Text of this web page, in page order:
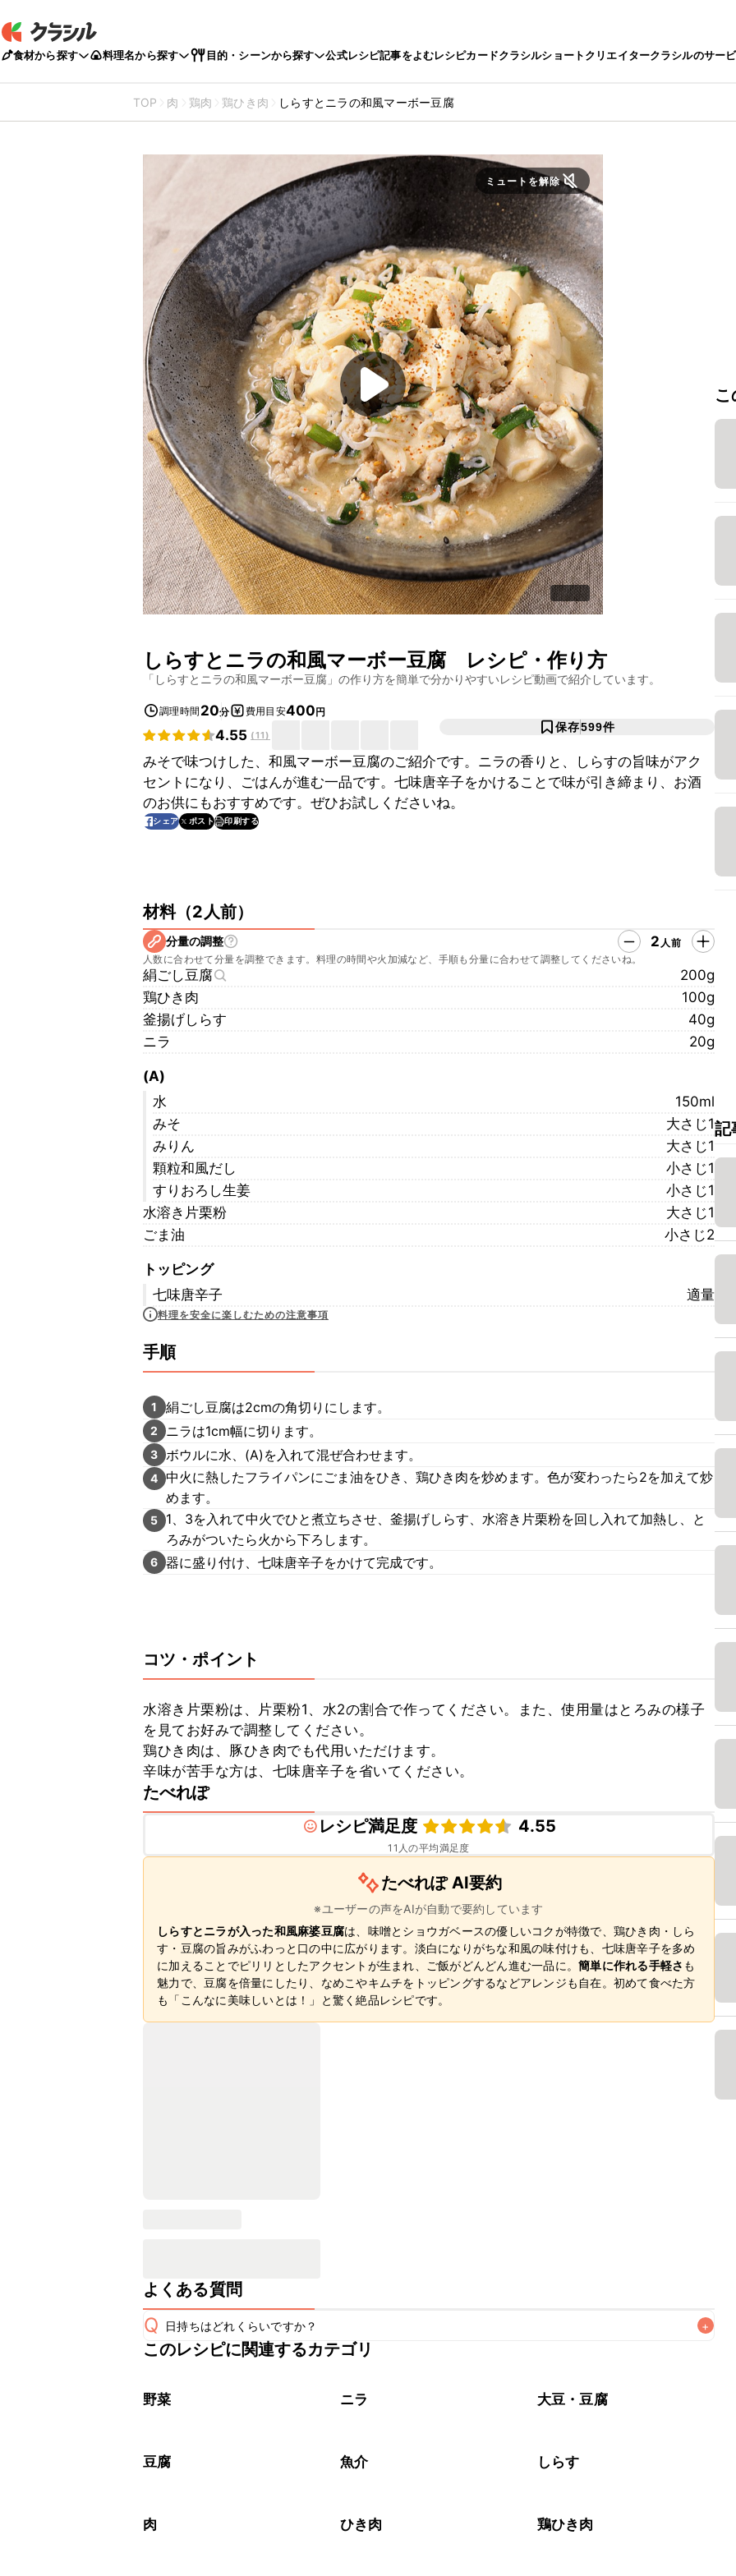
食材から探す 料理名から探す 目的・シーンから探す 公式レシピ記事をよむレシピカードクラシルショートクリエイタークラシルのサー
TOP 肉 鶏肉 鶏ひき肉 しらすとニラの和風マーボー豆腐
ミュートを解除
しらすとニラの和風マーボー豆腐 レシピ・作り方
「 しらすとニラの和風マーボー豆腐 」の作り方を簡単で分かりやすいレシピ動画で紹介しています。
調理時間 20分 費用目安400円
4.55 (11)
保存599件
みそで味つけした、和風マーボー豆腐のご紹介です。ニラの香りと、しらすの旨味がアク
セントになり、ごはんが進む一品です。七味唐辛子をかけることで味が引き締まり、お酒
のお供にもおすすめです。ぜひお試しくださいね。
シェア ポスト 印刷する
材料（2人前）
分量の調整 2 人前
人数に合わせて分量を調整できます。料理の時間や火加減など、手順も分量に合わせて調整してくださいね。
絹ごし豆腐
200g
鶏ひき肉
100g
釜揚げしらす
40g
ニラ
20g
(A)
水
150ml
みそ
大さじ1
みりん
大さじ1
顆粒和風だし
小さじ1
すりおろし生姜
小さじ1
水溶き片栗粉
大さじ1
ごま油
小さじ2
トッピング
七味唐辛子
適量
料理を安全に楽しむための注意事項
手順
1 絹ごし豆腐は2cmの角切りにします。
2 ニラは1cm幅に切ります。
3 ボウルに水、(A)を入れて混ぜ合わせます。
4 中火に熱したフライパンにごま油をひき、鶏ひき肉を炒めます。色が変わったら2を加えて炒
めます。
5
1、3を入れて中火でひと煮立ちさせ、釜揚げしらす、水溶き片栗粉を回し入れて加熱し、と
ろみがついたら火から下ろします。
6 器に盛り付け、七味唐辛子をかけて完成です。
コツ・ポイント
水溶き片栗粉は、片栗粉1、水2の割合で作ってください。また、使用量はとろみの様子
を見てお好みで調整してください。
鶏ひき肉は、豚ひき肉でも代用いただけます。
辛味が苦手な方は、七味唐辛子を省いてください。
たべれぽ
レシピ満足度
4.55
11 人の平均満足度
たべれぽ AI要約
※ユーザーの声をAIが自動で要約しています
しらすとニラが入った和風麻婆豆腐は、味噌とショウガベースの優しいコクが特徴で、鶏ひき肉・しら
す・豆腐の旨みがふわっと口の中に広がります。淡白になりがちな和風の味付けも、七味唐辛子を多め
に加えることでピリリとしたアクセントが生まれ、ご飯がどんどん進む一品に。 簡単に作れる手軽さ も
魅力で、豆腐を倍量にしたり、なめこやキムチをトッピングするなどアレンジも自在。初めて食べた方
も「こんなに美味しいとは！」と驚く絶品レシピです。
よくある質問
Q 日持ちはどれくらいですか？ +
保存期間は冷蔵で翌日中が目安です。なるべくお早めにお召し上がりください。
※日持ちは目安です。
このレシピに関連するカテゴリ
野菜 ニラ 大豆・豆腐
豆腐 魚介 しらす
肉 ひき肉 鶏ひき肉
記